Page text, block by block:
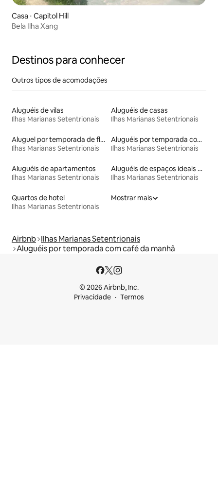
Casa ⋅ Capitol Hill
Bela Ilha Xang
Destinos para conhecer
Outros tipos de acomodações
Aluguéis de vilas
Ilhas Marianas Setentrionais
Aluguéis de casas
Ilhas Marianas Setentrionais
Aluguel por temporada de flats
Ilhas Marianas Setentrionais
Aluguéis por temporada com acesso à praia
Ilhas Marianas Setentrionais
Aluguéis de apartamentos
Ilhas Marianas Setentrionais
Aluguéis de espaços ideais para famílias
Ilhas Marianas Setentrionais
Quartos de hotel
Ilhas Marianas Setentrionais
Mostrar mais
Airbnb Ilhas Marianas Setentrionais
Aluguéis por temporada com café da manhã
© 2026 Airbnb, Inc.
Privacidade
Termos